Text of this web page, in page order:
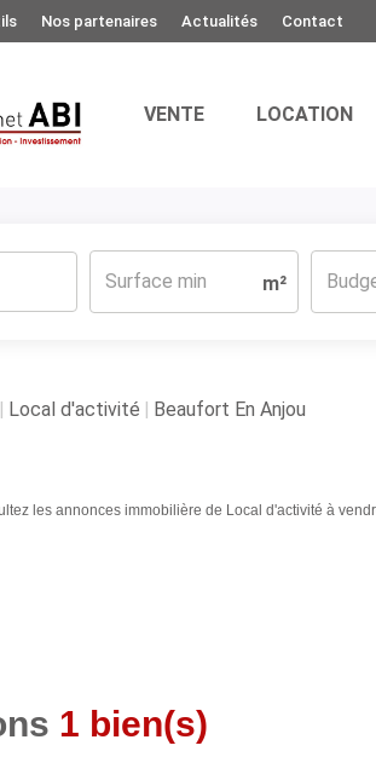
Nos partenaires Actualités Contact
VENTE LOCATION
m²
Local d'activité Beaufort En Anjou
les annonces immobilière de Local d'activité à
1 bien(s)